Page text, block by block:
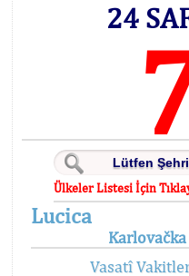
24
Ülkeler Listesi İçin
Lucica
Vasatî